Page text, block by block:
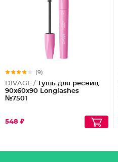
(9)
DIVAGE / Тушь для ресниц
90x60x90 Longlashes
№7501
548 ₽